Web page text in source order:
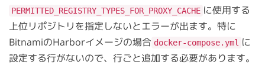
PERMITTED_REGISTRY_TYPES_FOR_PROXY_CACHE に使用する
上位リポジトリを指定しないとエラーが出ます。特に
BitnamiのHarborイメージの場合 docker-compose.yml に
設定する行がないので、行ごと追加する必要があります。